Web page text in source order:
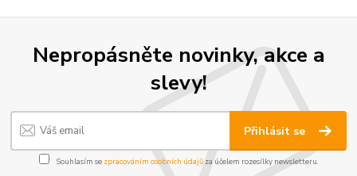
Nepropásněte novinky, akce a
slevy!
Přihlásit se
Souhlasím se zpracováním osobních údajůza účelem rozesílky newsletteru.